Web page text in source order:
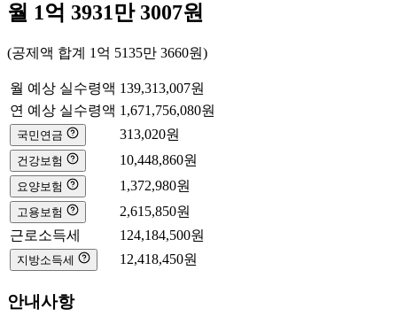
월 1억 3931만 3007원
(공제액 합계 1억 5135만 3660원)
월 예상 실수령액 139,313,007원
연 예상 실수령액 1,671,756,080원
국민연금 313,020원
건강보험 10,448,860원
요양보험 1,372,980원
고용보험 2,615,850원
근로소득세
124,184,500원
지방소득세 12,418,450원
안내사항